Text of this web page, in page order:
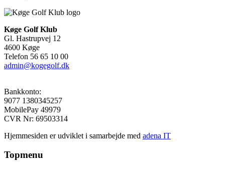
Køge Golf Klub
Gl. Hastrupvej 12
4600 Køge
Telefon 56 65 10 00
admin@kogegolf.dk
Bankkonto:
9077 1380345257
MobilePay 49979
CVR Nr: 69503314
Hjemmesiden er udviklet i samarbejde med adena IT
Topmenu